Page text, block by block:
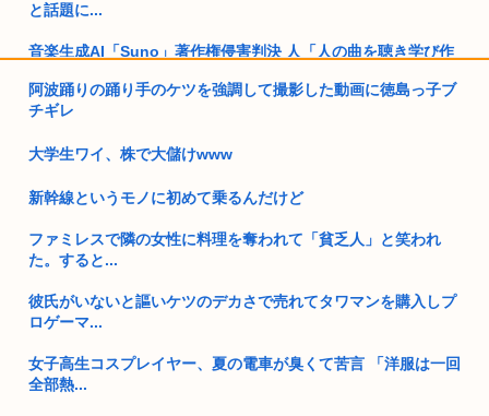
と話題に...
音楽生成AI「Suno」著作権侵害判決 人「人の曲を聴き学び作
物流業界で「パワードスーツ」導入加速 韓国
100万すら貯金が無い奴が半数もいるとか貧困国過ぎないか？
んの？
果マ...
進次郎「辺野古の事故ガー!」 記者「米兵がレ●プしました
阿波踊りの踊り手のケツを強調して撮影した動画に徳島っ子ブ
チギレ
大学生ワイ、株で大儲けwww
新幹線というモノに初めて乗るんだけど
ファミレスで隣の女性に料理を奪われて「貧乏人」と笑われ
た。すると...
彼氏がいないと謳いケツのデカさで売れてタワマンを購入しプ
ロゲーマ...
女子高生コスプレイヤー、夏の電車が臭くて苦言 「洋服は一回
全部熱...